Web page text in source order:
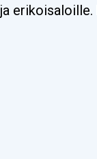
erikoisaloille.